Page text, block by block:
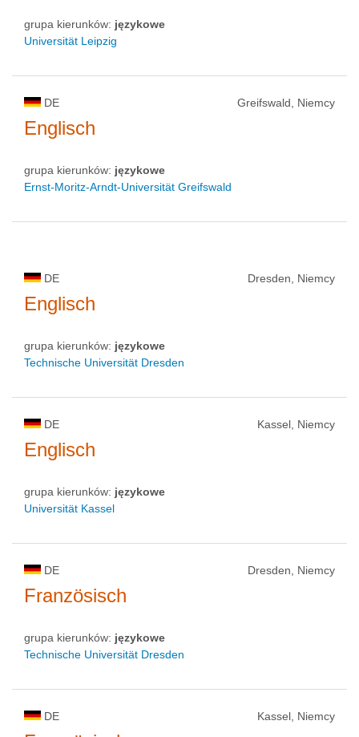
grupa kierunków: językowe
Universität Leipzig
DE Greifswald, Niemcy
Englisch
grupa kierunków: językowe
Ernst-Moritz-Arndt-Universität Greifswald
DE Dresden, Niemcy
Englisch
grupa kierunków: językowe
Technische Universität Dresden
DE Kassel, Niemcy
Englisch
grupa kierunków: językowe
Universität Kassel
DE Dresden, Niemcy
Französisch
grupa kierunków: językowe
Technische Universität Dresden
DE Kassel, Niemcy